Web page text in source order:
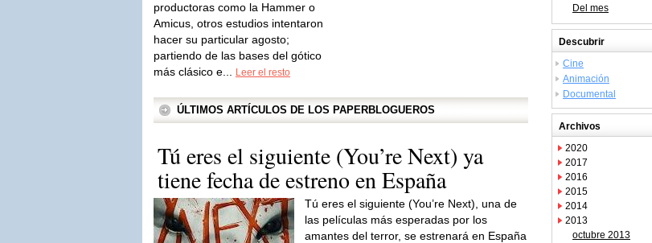
productoras como la Hammer o
Amicus, otros estudios intentaron
hacer su particular agosto;
partiendo de las bases del gótico
más clásico e...
Leer el resto
ÚLTIMOS ARTÍCULOS DE LOS PAPERBLOGUEROS
Tú eres el siguiente (You’re Next) ya
tiene fecha de estreno en España
Tú eres el siguiente (You’re Next), una de
las películas más esperadas por los
amantes del terror, se estrenará en España
Del mes
Descubrir
Cine
Animación
Documental
Archivos
2020
2017
2016
2015
2014
2013
octubre 2013